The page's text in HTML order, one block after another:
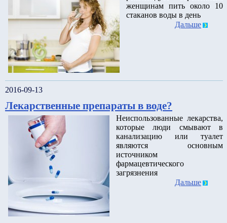
женщинам пить около 10
стаканов воды в день
Дальше
2016-09-13
Лекарственные препараты в воде?
Неиспользованные лекарства,
которые люди смывают в
канализацию или туалет
являются основным
источником
фармацевтического
загрязнения
Дальше